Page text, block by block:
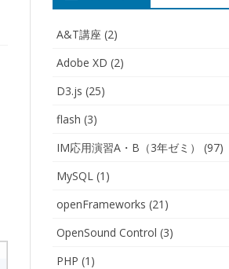
A&T講座 (2)
Adobe XD (2)
D3.js (25)
flash (3)
IM応用演習A・B（3年ゼミ）
(97)
MySQL(1)
openFrameworks (21)
OpenSound Control (3)
PHP (1)